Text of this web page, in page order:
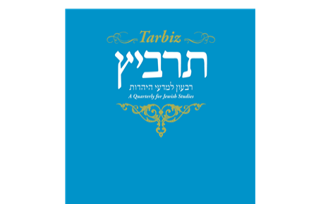
מיכאל סיגל יהונתן גארב